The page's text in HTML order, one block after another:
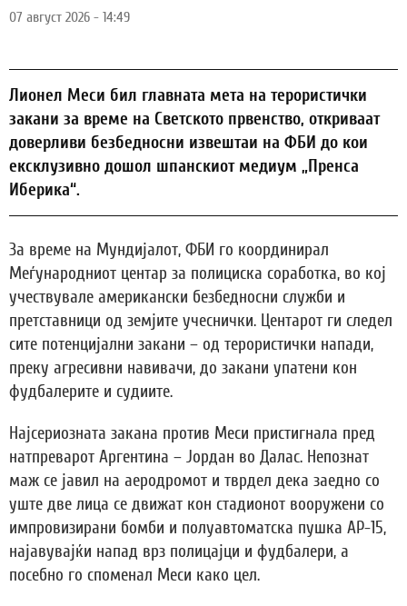
07 август 2026 - 14:49
Лионел Меси бил главната мета на терористички
закани за време на Светското првенство, откриваат
доверливи безбедносни извештаи на ФБИ до кои
ексклузивно дошол шпанскиот медиум „Пренса
Иберика“.
За време на Мундијалот, ФБИ го координирал
Меѓународниот центар за полициска соработка, во кој
учествувале американски безбедносни служби и
претставници од земјите учеснички. Центарот ги следел
сите потенцијални закани – од терористички напади,
преку агресивни навивачи, до закани упатени кон
фудбалерите и судиите.
Најсериозната закана против Меси пристигнала пред
натпреварот Аргентина – Јордан во Далас. Непознат
маж се јавил на аеродромот и тврдел дека заедно со
уште две лица се движат кон стадионот вооружени со
импровизирани бомби и полуавтоматска пушка АР-15,
најавувајќи напад врз полицајци и фудбалери, а
посебно го споменал Меси како цел.